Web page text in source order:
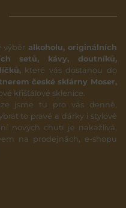
výběr alkoholu, originálních
setů, kávy, doutníků,
které vás dostanou do
české sklárny Moser,
křišťálové sklenice.
jsme tu pro vás denně,
to pravé a dárky i stylově
nových chutí je nakažlivá,
na prodejnách, e-shopu